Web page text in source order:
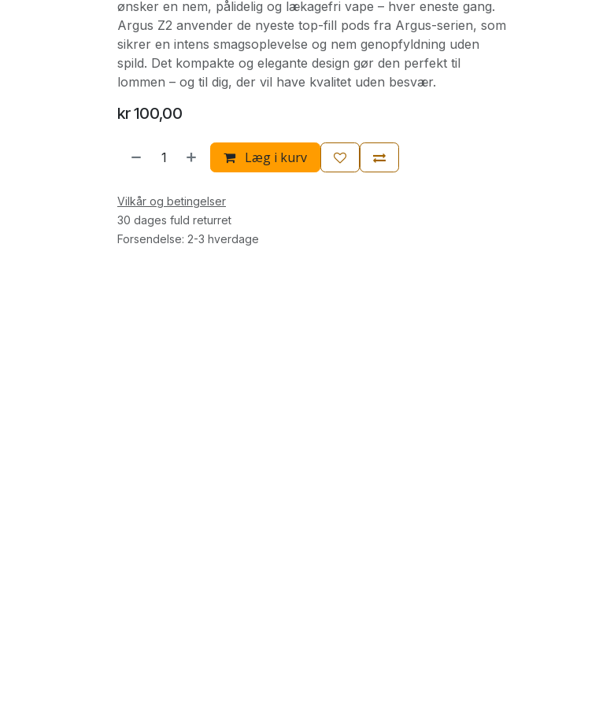
ønsker en nem, pålidelig og lækagefri vape – hver eneste gang.
Argus Z2 anvender de nyeste top-fill pods fra Argus-serien, som
sikrer en intens smagsoplevelse og nem genopfyldning uden
spild. Det kompakte og elegante design gør den perfekt til
lommen – og til dig, der vil have kvalitet uden besvær.
kr100,00
Læg i kurv
Vilkår og betingelser
30 dages fuld returret
Forsendelse: 2-3 hverdage